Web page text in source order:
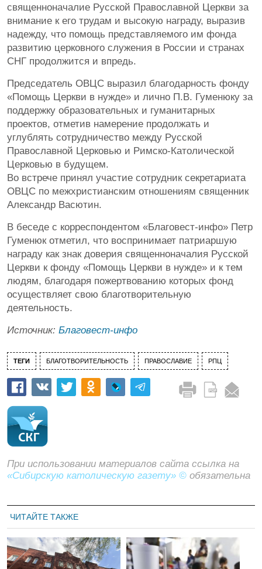
священноначалие Русской Православной Церкви за
внимание к его трудам и высокую награду, выразив
надежду, что помощь представляемого им фонда
развитию церковного служения в России и странах
СНГ продолжится и впредь.
Председатель ОВЦС выразил благодарность фонду
«Помощь Церкви в нужде» и лично П.В. Гуменюку за
поддержку образовательных и гуманитарных
проектов, отметив намерение продолжать и
углублять сотрудничество между Русской
Православной Церковью и Римско-Католической
Церковью в будущем.
Во встрече принял участие сотрудник секретариата
ОВЦС по межхристианским отношениям священник
Александр Васютин.
В беседе с корреспондентом «Благовест-инфо» Петр
Гуменюк отметил, что воспринимает патриаршую
награду как знак доверия священноначалия Русской
Церкви к фонду «Помощь Церкви в нужде» и к тем
людям, благодаря пожертвованию которых фонд
осуществляет свою благотворительную
деятельность.
Источник: Благовест-инфо
ТЕГИ БЛАГОТВОРИТЕЛЬНОСТЬ ПРАВОСЛАВИЕ РПЦ
При использовании материалов сайта ссылка на
«Сибирскую католическую газету» © обязательна
ЧИТАЙТЕ ТАКЖЕ